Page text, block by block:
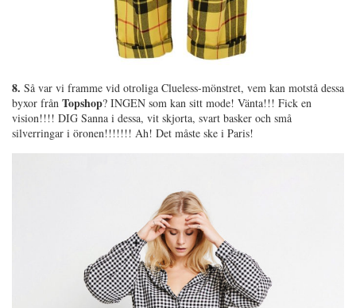
8. Så var vi framme vid otroliga Clueless-mönstret, vem kan motstå dessa
byxor från Topshop? INGEN som kan sitt mode! Vänta!!! Fick en
vision!!!! DIG Sanna i dessa, vit skjorta, svart basker och små
silverringar i öronen!!!!!!! Ah! Det måste ske i Paris!